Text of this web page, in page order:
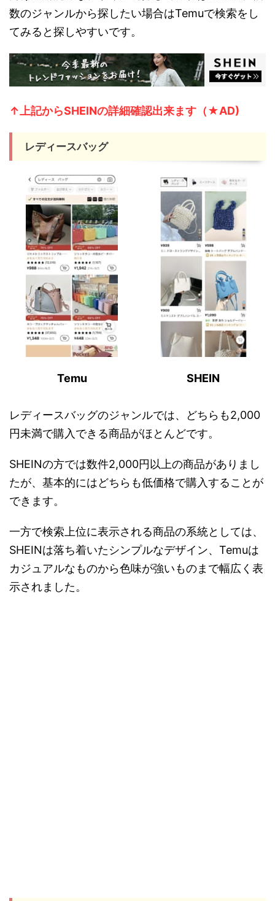
数のジャンルから探したい場合はTemuで検索をし
てみると探しやすいです。
↑上記からSHEINの詳細確認出来ます（★AD)
レディースバッグ
Temu SHEIN
レディースバッグのジャンルでは、どちらも2,000
円未満で購入できる商品がほとんどです。
SHEINの方では数件2,000円以上の商品がありまし
たが、基本的にはどちらも低価格で購入することが
できます。
一方で検索上位に表示される商品の系統としては、
SHEINは落ち着いたシンプルなデザイン、Temuは
カジュアルなものから色味が強いものまで幅広く表
示されました。